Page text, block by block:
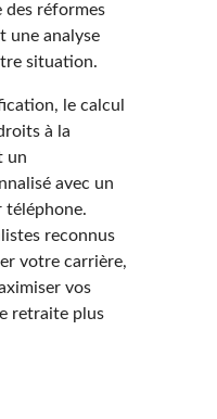
réformes
une analyse
situation.
le calcul
à la
un
avec un
téléphone.
reconnus
votre carrière,
vos
retraite plus